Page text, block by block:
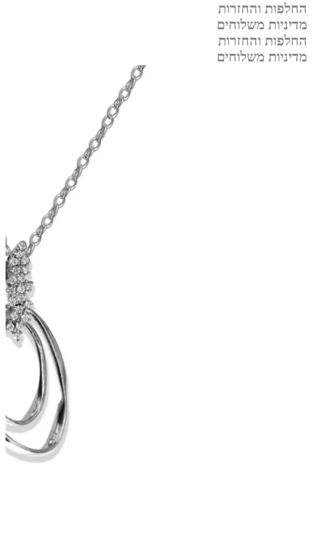
החלפות והחזרות
מדיניות משלוחים
החלפות והחזרות
מדיניות משלוחים